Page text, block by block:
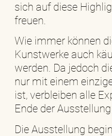
sich auf diese
freuen.
Wie immer können
Kunstwerke auch
werden. Da jedoch
nur mit einem
ist, verbleiben alle
Ende der
Die Ausstellung